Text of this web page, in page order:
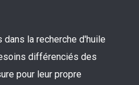
la recherche d'huile
différenciés des
pour leur propre